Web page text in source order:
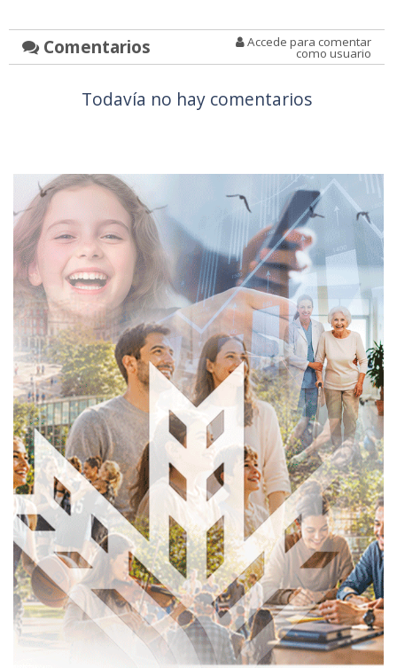
Comentarios Accede para comentar
como usuario
Todavía no hay comentarios